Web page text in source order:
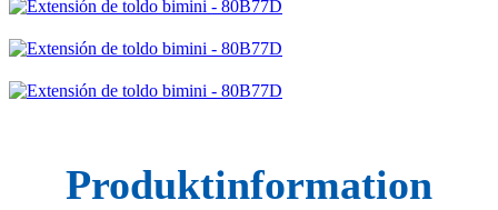
Produktinformation